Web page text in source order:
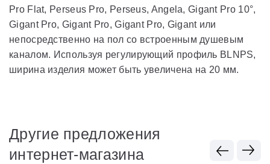
Pro Flat, Perseus Pro, Perseus, Angela, Gigant Pro 10°,
Gigant Pro, Gigant Pro, Gigant Pro, Gigant или
непосредственно на пол со встроенным душевым
каналом. Используя регулирующий профиль BLNPS,
ширина изделия может быть увеличена на 20 мм.
Другие предложения
интернет-магазина